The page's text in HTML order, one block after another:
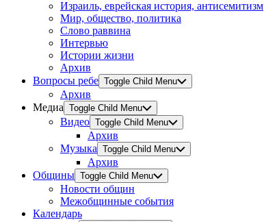
Израиль, еврейская история, антисемитизм
Мир, общество, политика
Слово раввина
Интервью
Истории жизни
Архив
Вопросы ребе Toggle Child Menu
Архив
Медиа Toggle Child Menu
Видео Toggle Child Menu
Архив
Музыка Toggle Child Menu
Архив
Общины Toggle Child Menu
Новости общин
Межобщинные события
Календарь